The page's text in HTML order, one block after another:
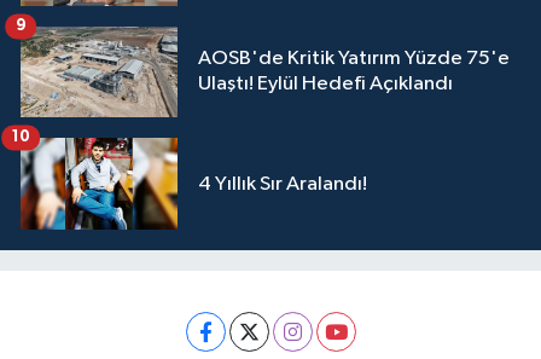
AOSB'de Kritik Yatırım Yüzde 75'e
Ulaştı! Eylül Hedefi Açıklandı
9
4 Yıllık Sır Aralandı!
10